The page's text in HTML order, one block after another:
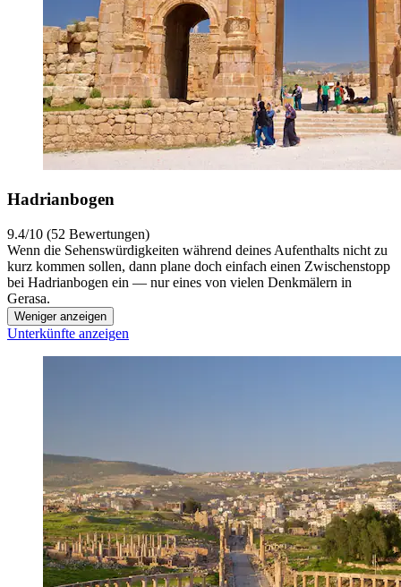
Hadrianbogen
9.4/10 (52 Bewertungen)
Wenn die Sehenswürdigkeiten während deines Aufenthalts nicht zu
kurz kommen sollen, dann plane doch einfach einen Zwischenstopp
bei Hadrianbogen ein — nur eines von vielen Denkmälern in
Gerasa.
Weniger anzeigen
Unterkünfte anzeigen